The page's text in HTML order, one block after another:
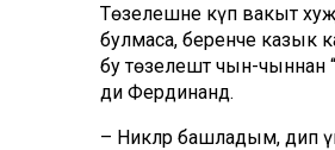
Төзелешне күп вакыт
булмаса, беренче казык
бу төзелештә чын-чыннан
ди Фердинанд.
– Никләр башладым, дип